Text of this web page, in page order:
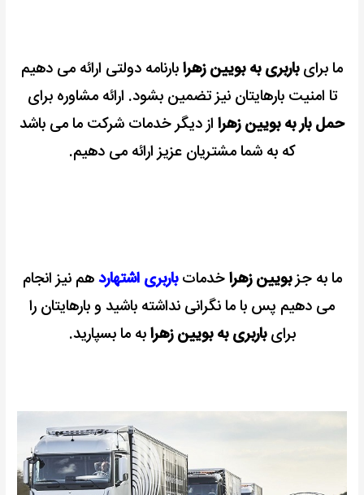
ما برایباربری به بویین زهرابارنامه دولتی ارائه می دهیم
تا امنیت بارهایتان نیز تضمین بشود. ارائه مشاوره برای
حمل بار به بویین زهرا از دیگر خدمات شرکت ما می باشد
که به شما مشتریان عزیز ارائه می دهیم.
ما به جزبویین زهراخدماتباربری اشتهاردهم نیز انجام
می دهیم پس با ما نگرانی نداشته باشید و بارهایتان را
برایباربری به بویین زهرابه ما بسپارید.